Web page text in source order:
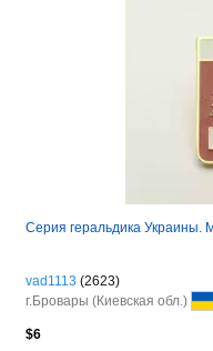
Серия геральдика Украины.
vad1113 (2623)
г.Бровары (Киевская обл.)
$6